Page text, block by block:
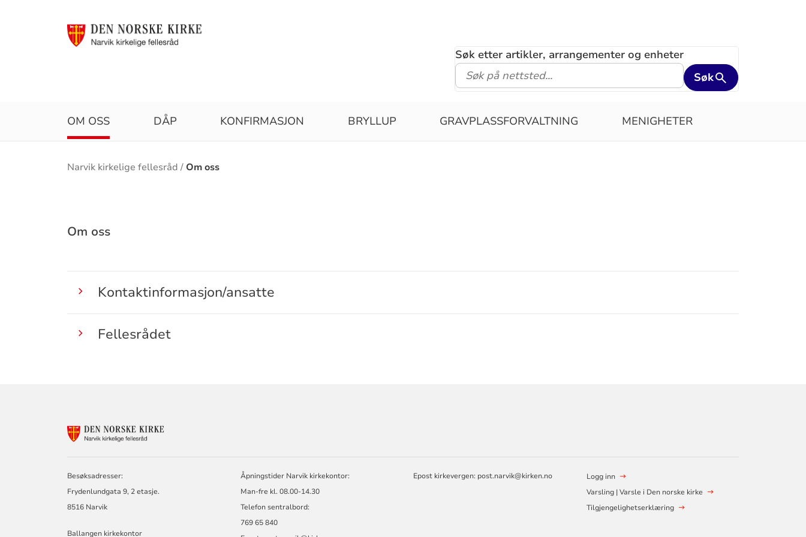
Søk etter artikler, arrangementer og enheter
Søk
OM OSS DÅP KONFIRMASJON BRYLLUP GRAVPLASSFORVALTNING MENIGHETER
Brødsmulesti
Narvik kirkelige fellesråd Om oss
Om oss
Kontaktinformasjon/ansatte
Fellesrådet
FELLESRÅD
Besøksadresser:
Frydenlundgata 9, 2 etasje.
8516 Narvik
Ballangen kirkekontor
Åpningstider Narvik kirkekontor:
Man-fre kl. 08.00-14.30
Telefon sentralbord:
769 65 840
Epost kirkevergen: post.narvik@kirken.no
Logg inn
Varsling | Varsle i Den norske kirke
Tilgjengelighetserklæring